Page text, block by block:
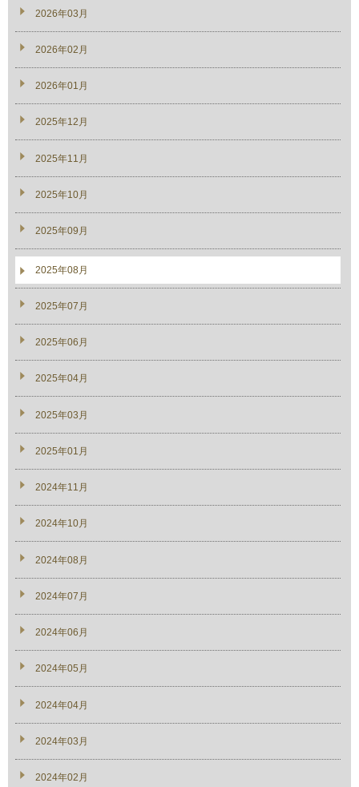
2026年03月
2026年02月
2026年01月
2025年12月
2025年11月
2025年10月
2025年09月
2025年08月
2025年07月
2025年06月
2025年04月
2025年03月
2025年01月
2024年11月
2024年10月
2024年08月
2024年07月
2024年06月
2024年05月
2024年04月
2024年03月
2024年02月